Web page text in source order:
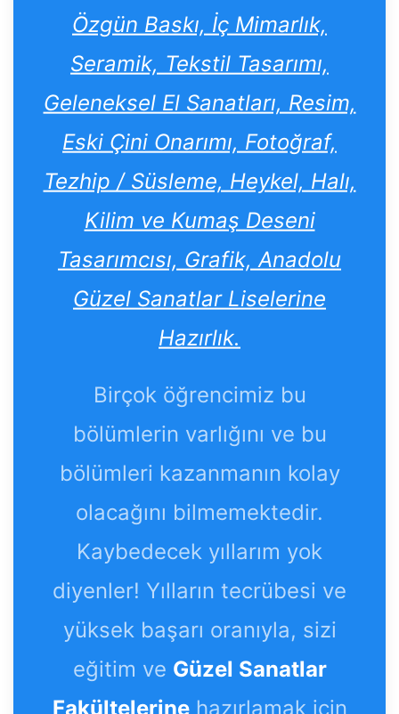
Özgün Baskı, İç Mimarlık,
Seramik, Tekstil Tasarımı,
Geleneksel El Sanatları, Resim,
Eski Çini Onarımı, Fotoğraf,
Tezhip / Süsleme, Heykel, Halı,
Kilim ve Kumaş Deseni
Tasarımcısı, Grafik, Anadolu
Güzel Sanatlar Liselerine
Hazırlık.
Birçok öğrencimiz bu
bölümlerin varlığını ve bu
bölümleri kazanmanın kolay
olacağını bilmemektedir.
Kaybedecek yıllarım yok
diyenler! Yılların tecrübesi ve
yüksek başarı oranıyla, sizi
eğitim ve Güzel Sanatlar
Fakültelerinehazırlamak için